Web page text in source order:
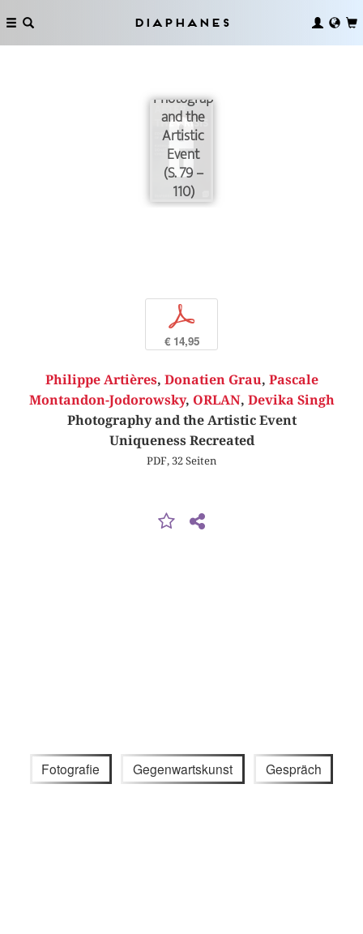
Diaphanes
Photography
and the
Artistic
Event
(S. 79 –
110)
p
€ 14,95
Philippe Artières, Donatien Grau, Pascale
Montandon-Jodorowsky, ORLAN, Devika Singh
Photography and the Artistic Event
Uniqueness Recreated
PDF, 32 Seiten
Fotografie Gegenwartskunst Gespräch